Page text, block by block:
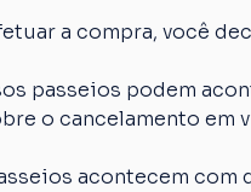
a compra, você
passeios podem
o cancelamento em
acontecem com